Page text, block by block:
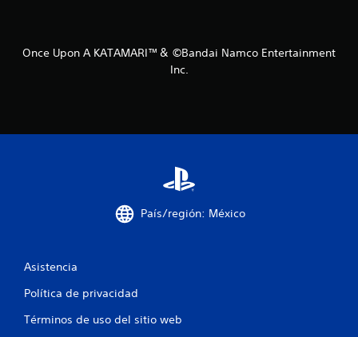
Once Upon A KATAMARI™＆ ©Bandai Namco Entertainment
Inc.
País/región: México
Asistencia
Política de privacidad
Términos de uso del sitio web